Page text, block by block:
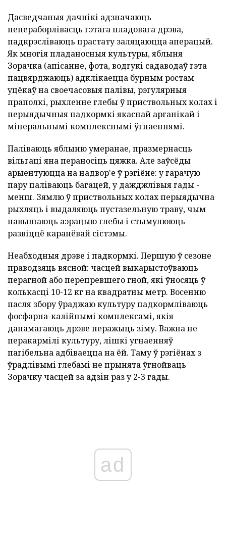
Дасведчаныя дачнікі адзначаюць
непераборлівасць гэтага пладовага дрэва,
падкрэсліваюць прастату заляцаюцца аперацый.
Як многія пладаносныя культуры, яблыня
Зорачка (апісанне, фота, водгукі садаводаў гэта
пацвярджаюць) адклікаецца бурным ростам
уцёкаў на своечасовыя палівы, рэгулярныя
праполкі, рыхленне глебы ў приствольных колах і
перыядычныя падкормкі якаснай арганікай і
мінеральнымі комплекснымі ўгнаеннямі.
Паліваюць яблыню умеранае, празмернасць
вільгаці яна пераносіць цяжка. Але заўсёды
арыентуюцца на надвор'е ў рэгіёне: у гарачую
пару паліваюць багацей, у дажджлівыя гады -
менш. Зямлю ў приствольных колах перыядычна
рыхляць і выдаляюць пустазельную траву, чым
павышаюць аэрацыю глебы і стымулююць
развіццё каранёвай сістэмы.
Неабходныя дрэве і падкормкі. Першую ў сезоне
праводзяць вясной: часцей выкарыстоўваюць
перагной або перепревшего гной, які ўносяць ў
колькасці 10-12 кг на квадратны метр. Восенню
пасля збору ўраджаю культуру падкормліваюць
фосфарна-калійнымі комплексамі, якія
дапамагаюць дрэве перажыць зіму. Важна не
перакармілі культуру, лішкі угнаенняў
пагібельна адбіваецца на ёй. Таму ў рэгіёнах з
ўрадлівымі глебамі не прынята ўгнойваць
Зорачку часцей за адзін раз у 2-3 гады.
ad